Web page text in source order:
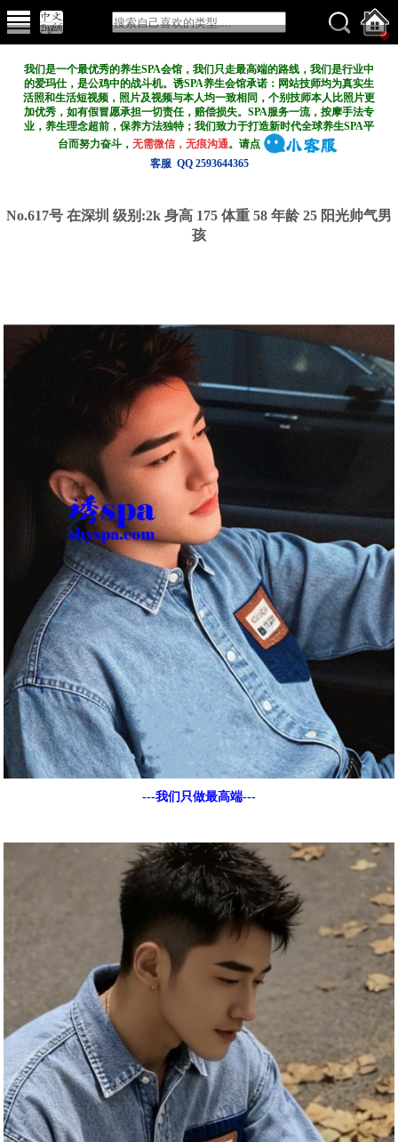
我们是一个最优秀的养生SPA会馆，我们只走最高端的路线，我们是行业中
的爱玛仕，是公鸡中的战斗机。诱SPA养生会馆承诺：网站技师均为真实生
活照和生活短视频，照片及视频与本人均一致相同，个别技师本人比照片更
加优秀，如有假冒愿承担一切责任，赔偿损失。SPA服务一流，按摩手法专
业，养生理念超前，保养方法独特；我们致力于打造新时代全球养生SPA平
台而努力奋斗，无需微信，无痕沟通。请点
客服 QQ 2593644365
No.617号 在深圳 级别:2k 身高 175 体重 58 年龄 25 阳光帅气男
孩
---我们只做最高端---